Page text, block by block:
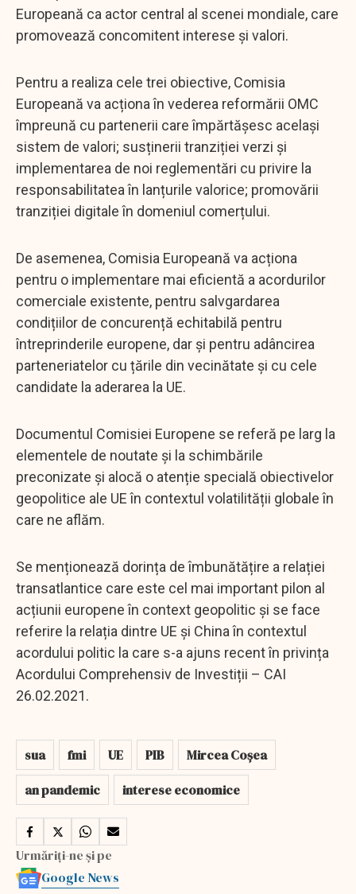
Europeană ca actor central al scenei mondiale, care
promovează concomitent interese și valori.
Pentru a realiza cele trei obiective, Comisia
Europeană va acționa în vederea reformării OMC
împreună cu partenerii care împărtășesc același
sistem de valori; susținerii tranziției verzi și
implementarea de noi reglementări cu privire la
responsabilitatea în lanțurile valorice; promovării
tranziției digitale în domeniul comerțului.
De asemenea, Comisia Europeană va acționa
pentru o implementare mai eficientă a acordurilor
comerciale existente, pentru salvgardarea
condițiilor de concurență echitabilă pentru
întreprinderile europene, dar și pentru adâncirea
parteneriatelor cu țările din vecinătate și cu cele
candidate la aderarea la UE.
Documentul Comisiei Europene se referă pe larg la
elementele de noutate și la schimbările
preconizate și alocă o atenție specială obiectivelor
geopolitice ale UE în contextul volatilității globale în
care ne aflăm.
Se menționează dorința de îmbunătățire a relației
transatlantice care este cel mai important pilon al
acțiunii europene în context geopolitic și se face
referire la relația dintre UE și China în contextul
acordului politic la care s-a ajuns recent în privința
Acordului Comprehensiv de Investiții – CAI
26.02.2021.
sua fmi UE PIB
Mircea Coșea
an pandemic
interese economice
Urmăriți-ne și pe
Google News